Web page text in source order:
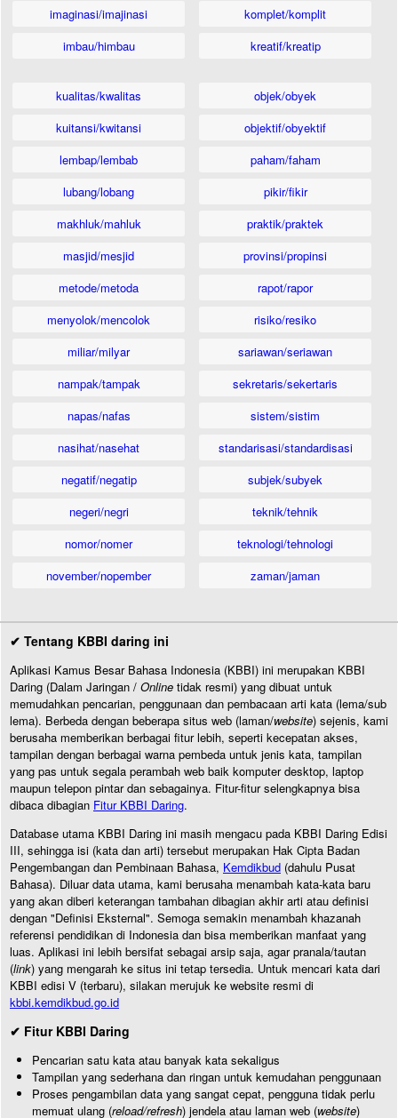
imaginasi/imajinasi
imbau/himbau
komplet/komplit
kreatif/kreatip
kualitas/kwalitas
kuitansi/kwitansi
lembap/lembab
lubang/lobang
makhluk/mahluk
masjid/mesjid
metode/metoda
menyolok/mencolok
miliar/milyar
nampak/tampak
napas/nafas
nasihat/nasehat
negatif/negatip
negeri/negri
nomor/nomer
november/nopember
objek/obyek
objektif/obyektif
paham/faham
pikir/fikir
praktik/praktek
provinsi/propinsi
rapot/rapor
risiko/resiko
sariawan/seriawan
sekretaris/sekertaris
sistem/sistim
standarisasi/standardisasi
subjek/subyek
teknik/tehnik
teknologi/tehnologi
zaman/jaman
✔ Tentang KBBI daring ini
Aplikasi Kamus Besar Bahasa Indonesia (KBBI) ini merupakan KBBI
Daring (Dalam Jaringan / Online tidak resmi) yang dibuat untuk
memudahkan pencarian, penggunaan dan pembacaan arti kata (lema/sub
lema). Berbeda dengan beberapa situs web (laman/website) sejenis, kami
berusaha memberikan berbagai fitur lebih, seperti kecepatan akses,
tampilan dengan berbagai warna pembeda untuk jenis kata, tampilan
yang pas untuk segala perambah web baik komputer desktop, laptop
maupun telepon pintar dan sebagainya. Fitur-fitur selengkapnya bisa
dibaca dibagian Fitur KBBI Daring.
Database utama KBBI Daring ini masih mengacu pada KBBI Daring Edisi
III, sehingga isi (kata dan arti) tersebut merupakan Hak Cipta Badan
Pengembangan dan Pembinaan Bahasa, Kemdikbud (dahulu Pusat
Bahasa). Diluar data utama, kami berusaha menambah kata-kata baru
yang akan diberi keterangan tambahan dibagian akhir arti atau definisi
dengan "Definisi Eksternal". Semoga semakin menambah khazanah
referensi pendidikan di Indonesia dan bisa memberikan manfaat yang
luas. Aplikasi ini lebih bersifat sebagai arsip saja, agar pranala/tautan
(link) yang mengarah ke situs ini tetap tersedia. Untuk mencari kata dari
KBBI edisi V (terbaru), silakan merujuk ke website resmi di
kbbi.kemdikbud.go.id
✔ Fitur KBBI Daring
Pencarian satu kata atau banyak kata sekaligus
Tampilan yang sederhana dan ringan untuk kemudahan penggunaan
Proses pengambilan data yang sangat cepat, pengguna tidak perlu
memuat ulang (reload/refresh) jendela atau laman web (website)